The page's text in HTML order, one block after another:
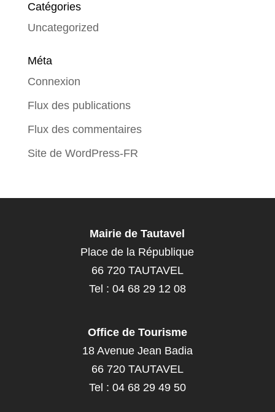
Catégories
Uncategorized
Méta
Connexion
Flux des publications
Flux des commentaires
Site de WordPress-FR
Mairie de Tautavel
Place de la République
66 720 TAUTAVEL
Tel : 04 68 29 12 08
Office de Tourisme
18 Avenue Jean Badia
66 720 TAUTAVEL
Tel : 04 68 29 49 50